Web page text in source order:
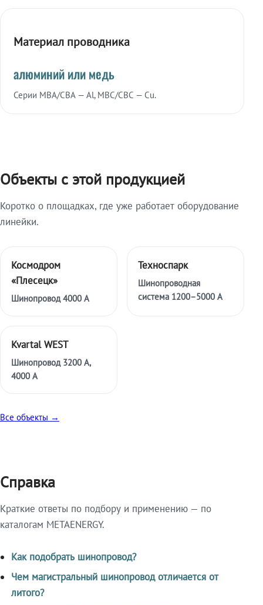
Материал проводника
алюминий или медь
Серии МВА/СВА — Al, МВС/СВС — Cu.
Объекты с этой продукцией
Коротко о площадках, где уже работает оборудование
линейки.
Космодром
«Плесецк»
Шинопровод 4000 А
Техноспарк
Шинопроводная
система 1200–5000 А
Kvartal WEST
Шинопровод 3200 А,
4000 А
Все объекты →
Справка
Краткие ответы по подбору и применению — по
каталогам METAENERGY.
Как подобрать шинопровод?
Чем магистральный шинопровод отличается от
литого?